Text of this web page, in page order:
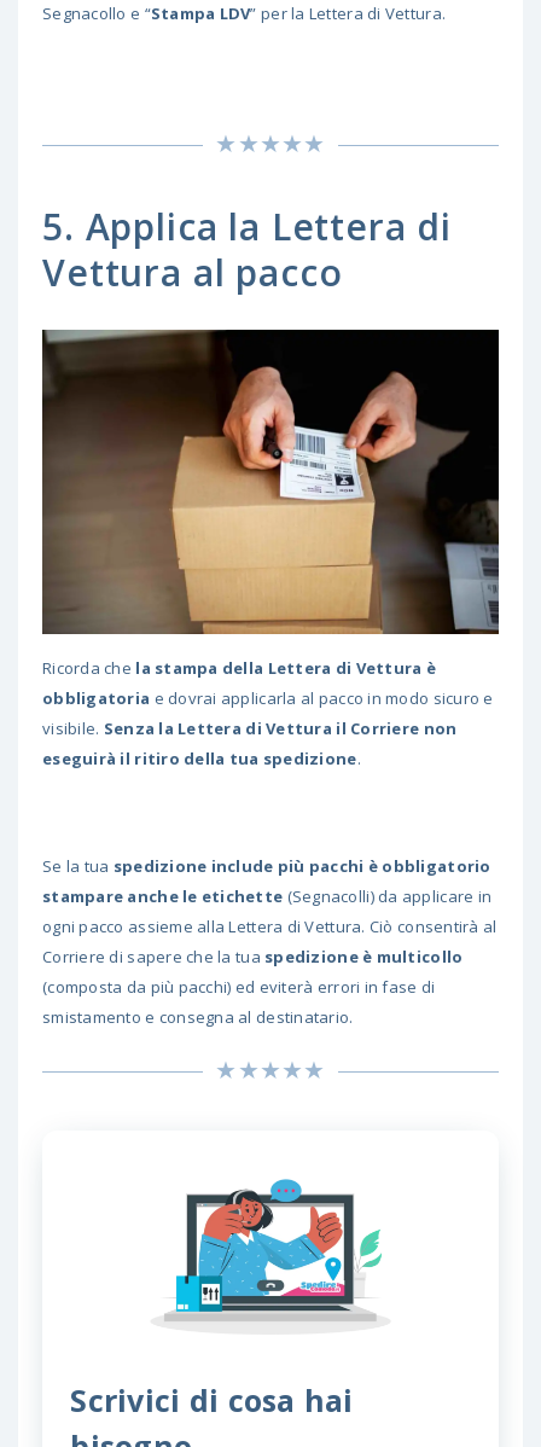
Segnacollo e “Stampa LDV” per la Lettera di Vettura.
5. Applica la Lettera di
Vettura al pacco
Ricorda che la stampa della Lettera di Vettura è
obbligatoria e dovrai applicarla al pacco in modo sicuro e
visibile. Senza la Lettera di Vettura il Corriere non
eseguirà il ritiro della tua spedizione.
Se la tua spedizione include più pacchi è obbligatorio
stampare anche le etichette (Segnacolli) da applicare in
ogni pacco assieme alla Lettera di Vettura. Ciò consentirà al
Corriere di sapere che la tua spedizione è multicollo
(composta da più pacchi) ed eviterà errori in fase di
smistamento e consegna al destinatario.
Scrivici di cosa hai